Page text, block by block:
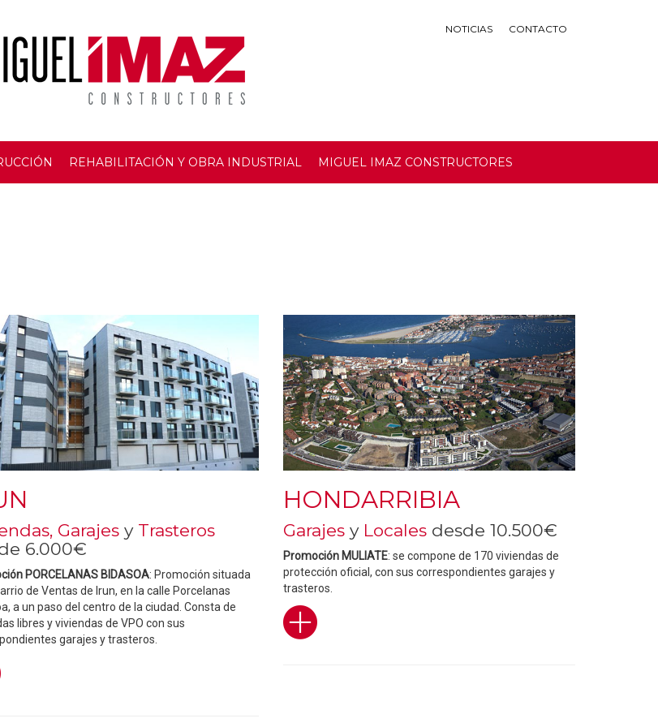
NOTICIAS CONTACTO
REHABILITACIÓN Y OBRA INDUSTRIAL MIGUEL IMAZ CONSTRUCTORES
Garajes y Trasteros
6.000€
PORCELANAS BIDASOA: Promoción situada
de Ventas de Irun, en la calle Porcelanas
a un paso del centro de la ciudad. Consta de
libres y viviendas de VPO con sus
garajes y trasteros.
HONDARRIBIA
Garajes y Locales desde 10.500€
Promoción MULIATE: se compone de 170 viviendas de
protección oficial, con sus correspondientes garajes y
trasteros.